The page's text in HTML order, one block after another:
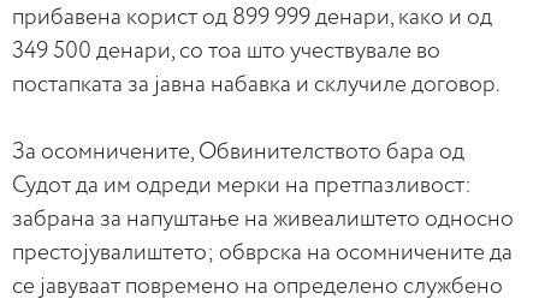
прибавена корист од 899 999 денари, како и од
349 500 денари, со тоа што учествувале во
постапката за јавна набавка и склучиле договор.
За осомничените, Обвинителството бара од
Судот да им одреди мерки на претпазливост:
забрана за напуштање на живеалиштето односно
престојувалиштето; обврска на осомничените да
се јавуваат повремено на определено службено